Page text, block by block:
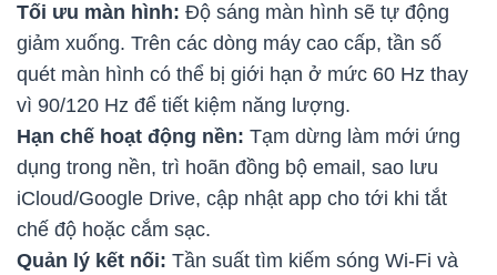
Tối ưu màn hình: Độ sáng màn hình sẽ tự động
giảm xuống. Trên các dòng máy cao cấp, tần số
quét màn hình có thể bị giới hạn ở mức 60 Hz thay
vì 90/120 Hz để tiết kiệm năng lượng.
Hạn chế hoạt động nền: Tạm dừng làm mới ứng
dụng trong nền, trì hoãn đồng bộ email, sao lưu
iCloud/Google Drive, cập nhật app cho tới khi tắt
chế độ hoặc cắm sạc.
Quản lý kết nối: Tần suất tìm kiếm sóng Wi-Fi và